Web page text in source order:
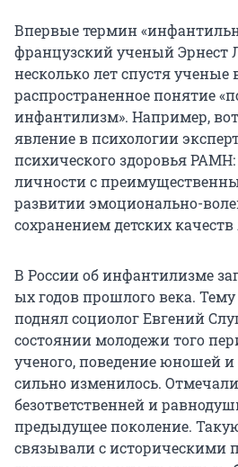
Впервые термин
французский ученый Эрнест
несколько лет спустя ученые
распространенное понятие
инфантилизм». Например,
явление в психологии
психического здоровья РАМН:
личности с
развитии эмоционально-
сохранением детских
В России об инфантилизме
ых годов прошлого века.
поднял социолог Евгений
состоянии молодежи того
ученого, поведение юношей и
сильно изменилось.
безответственней и
предыдущее поколение.
связывали с историческими